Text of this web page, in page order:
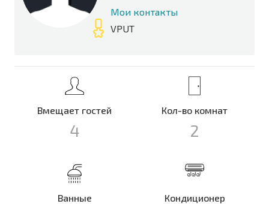
Мои контакты
VPUT
Вмещает гостей
4
Кол-во комнат
2
Ванные Кондиционер